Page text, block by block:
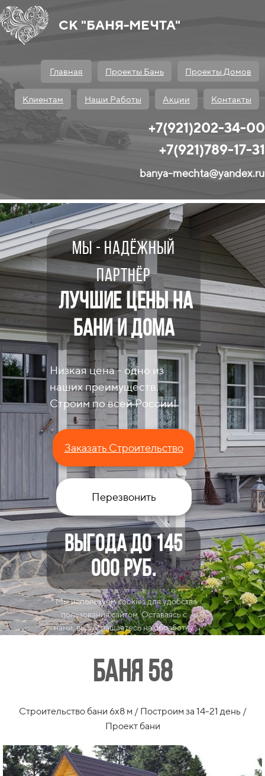
СК "БАНЯ-МЕЧТА"
Главная Проекты Бань Проекты Домов
Клиентам Наши Работы Акции Контакты
+7(921)202-34-00
+7(921)789-17-31
banya-mechta@yandex.ru
мы - надёжный
партнёр
Лучшие цены на
бани и дома
Низкая цена - одно из
наших преимуществ.
Строим по всей России!
Заказать Строительство
Перезвонить
ВЫГОДА до 145
000руб.
* Мы используем cookies для удобства
пользования сайтом. Оставаясь с
нами, вы соглашаетесь на обработку
Баня 58
Строительство бани 6x8 м / Построим за 14-21 день /
Проект бани